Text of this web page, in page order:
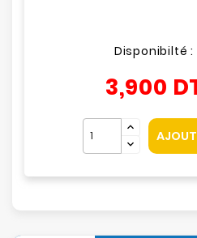
Disponibilté :
3,900